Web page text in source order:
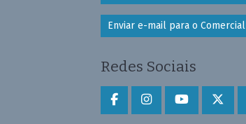
Enviar e-mail para o Comercial
Redes Sociais